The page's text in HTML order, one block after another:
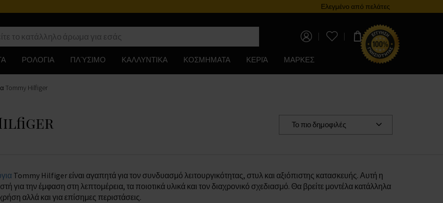
Πρόγραμμα επιβράβευσηςΕλεγμένο από πελάτες
0,00 €
ΡΟΛΟΓΙΑ ΠΛΎΣΙΜΟ ΚΑΛΛΥΝΤΙΚΑ ΚΟΣΜΗΜΑΤΑ ΚΕΡΙΆ ΜΑΡΚΕΣ
Tommy Hilfiger
Hilfiger Το πιο δημοφιλές
Tommy Hilfiger είναι αγαπητά για τον συνδυασμό λειτουργικότητας, στυλ και αξιόπιστης κατασκευής. Αυτή η
για την έμφαση στη λεπτομέρεια, τα ποιοτικά υλικά και τον διαχρονικό σχεδιασμό. Θα βρείτε μοντέλα κατάλληλα
αλλά και για επίσημες περιστάσεις.